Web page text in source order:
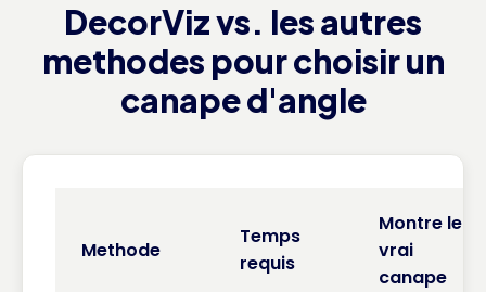
DecorViz vs. les autres
methodes pour choisir un
canape d'angle
Methode
Temps
requis
Montre le
vrai
canape